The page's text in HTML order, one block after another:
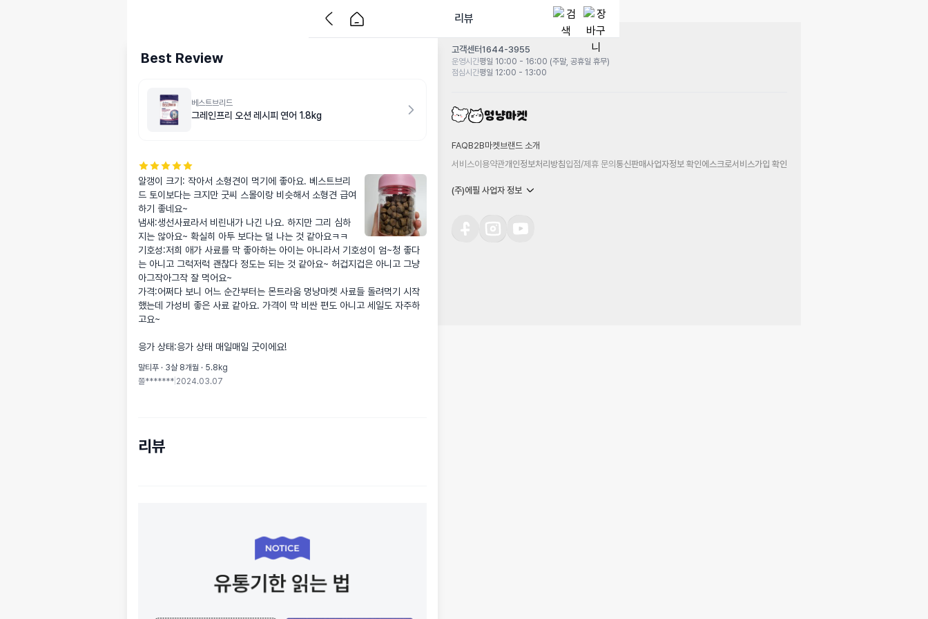
리뷰
Best Review
베스트브리드
그레인프리 오션 레시피 연어 1.8kg
알갱이 크기: 작아서 소형견이 먹기에 좋아요. 베스트브리
드 토이보다는 크지만 굿씨 스몰이랑 비슷해서 소형견 급여
하기 좋네요~
냄새:생선사료라서 비린내가 나긴 나요. 하지만 그리 심하
지는 않아요~ 확실히 아투 보다는 덜 나는 것 같아요ㅋㅋ
기호성:저희 애가 사료를 막 좋아하는 아이는 아니라서 기호성이 엄~청 좋다
는 아니고 그럭저럭 괜찮다 정도는 되는 것 같아요~ 허겁지겁은 아니고 그냥
아그작아그작 잘 먹어요~
가격:어쩌다 보니 어느 순간부터는 몬트라움 멍냥마켓 사료들 돌려먹기 시작
했는데 가성비 좋은 사료 같아요. 가격이 막 비싼 편도 아니고 세일도 자주하
고요~
응가 상태:응가 상태 매일매일 굿이에요!
말티푸 · 3살 8개월 · 5.8kg
쫄******* 2024.03.07
리뷰
고객센터1644-3955
운영시간평일 10:00 - 16:00 (주말, 공휴일 휴무)
점심시간평일 12:00 - 13:00
FAQB2B마켓 브랜드 소개
서비스이용약관개인정보처리방침입점/제휴 문의통신판매사업자정보 확인에스크로서비스가입 확인
(주)에필 사업자 정보